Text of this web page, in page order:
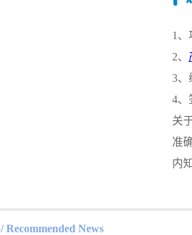
1、
2、
3、
4、
关
准
内
/ Recommended News